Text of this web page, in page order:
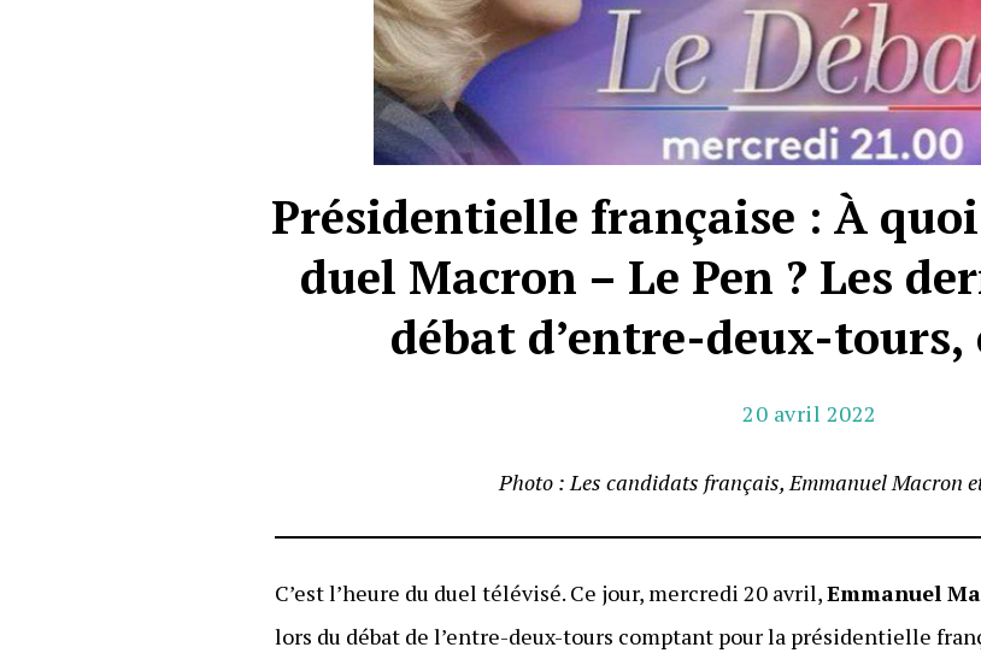
Présidentielle française : À
duel Macron – Le Pen ? Les
débat d’entre-deux-tours,
20 avril 2022
Photo : Les candidats français,Emmanuel Macron
C’est l’heure du duel télévisé. Ce jour, mercredi 20 avril,Emmanuel
lors du débat de l’entre-deux-tours comptant pour la présidentielle